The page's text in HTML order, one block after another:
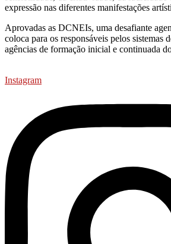
expressão nas diferentes manifestações
Aprovadas as DCNEIs, uma desafiante
coloca para os responsáveis pelos sistemas
agências de formação inicial e continuada
Instagram